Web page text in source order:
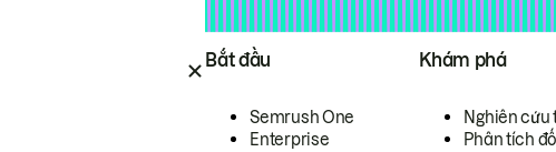
Bắt đầu
Semrush One
Enterprise
Khám phá
Nghiên cứu
Phân tích